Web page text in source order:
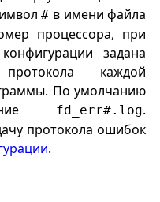
# в имени файла
процессора, при
задана
каждой
По умолчанию
fd_err#.log.
протокола ошибок
.